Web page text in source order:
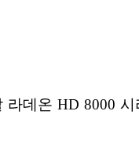
데온 HD 8000